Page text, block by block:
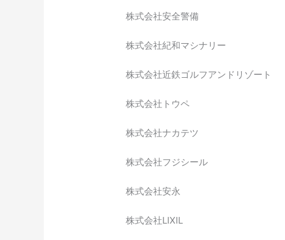
株式会社安全警備
株式会社紀和マシナリー
株式会社近鉄ゴルフアンドリゾート
株式会社トウペ
株式会社ナカテツ
株式会社フジシール
株式会社安永
株式会社LIXIL